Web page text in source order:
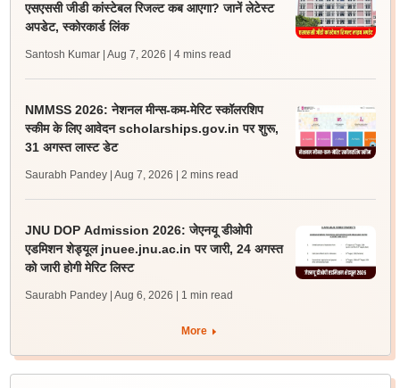
एसएससी जीडी कांस्टेबल रिजल्ट कब आएगा? जानें लेटेस्ट
अपडेट, स्कोरकार्ड लिंक
Santosh Kumar | Aug 7, 2026 | 4 mins read
NMMSS 2026: नेशनल मीन्स-कम-मेरिट स्कॉलरशिप
स्कीम के लिए आवेदन scholarships.gov.in पर शुरू,
31 अगस्त लास्ट डेट
Saurabh Pandey | Aug 7, 2026 | 2 mins read
JNU DOP Admission 2026: जेएनयू डीओपी
एडमिशन शेड्यूल jnuee.jnu.ac.in पर जारी, 24 अगस्त
को जारी होगी मेरिट लिस्ट
Saurabh Pandey | Aug 6, 2026 | 1 min read
More